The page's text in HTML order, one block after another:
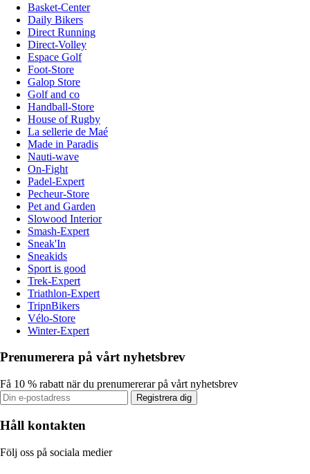
Basket-Center
Daily Bikers
Direct Running
Direct-Volley
Espace Golf
Foot-Store
Galop Store
Golf and co
Handball-Store
House of Rugby
La sellerie de Maé
Made in Paradis
Nauti-wave
On-Fight
Padel-Expert
Pecheur-Store
Pet and Garden
Slowood Interior
Smash-Expert
Sneak'In
Sneakids
Sport is good
Trek-Expert
Triathlon-Expert
TripnBikers
Vélo-Store
Winter-Expert
Prenumerera på vårt nyhetsbrev
Få 10 % rabatt när du prenumererar på vårt nyhetsbrev
Registrera dig
Håll kontakten
Följ oss på sociala medier